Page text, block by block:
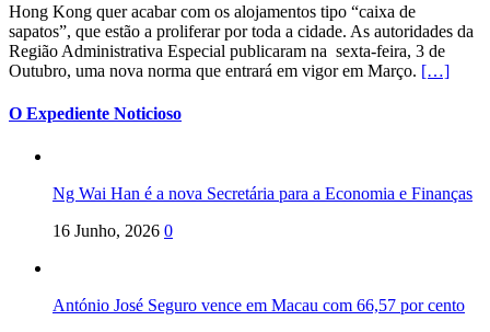
Hong Kong quer acabar com os alojamentos tipo “caixa de
sapatos”, que estão a proliferar por toda a cidade. As autoridades da
Região Administrativa Especial publicaram na sexta-feira, 3 de
Outubro, uma nova norma que entrará em vigor em Março. […]
O Expediente Noticioso
Ng Wai Han é a nova Secretária para a Economia e Finanças
16 Junho, 2026 0
António José Seguro vence em Macau com 66,57 por cento